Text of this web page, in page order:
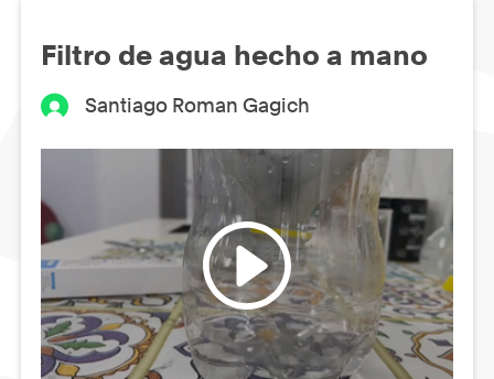
Filtro de agua hecho a mano
Santiago Roman Gagich